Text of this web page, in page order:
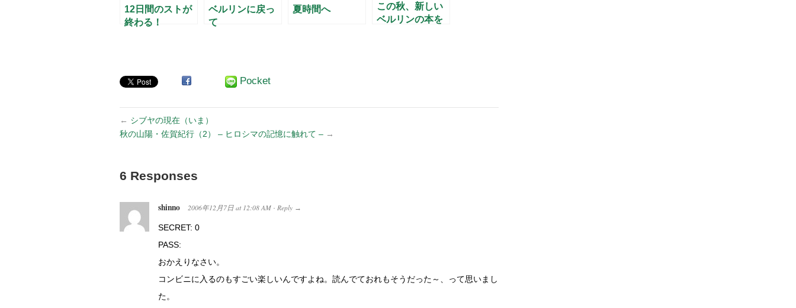
12日間のストが
終わる！
ベルリンに戻っ
て
夏時間へ
この秋、新しい
ベルリンの本を
Pocket
← シブヤの現在（いま）
秋の山陽・佐賀紀行（2） – ヒロシマの記憶に触れて – →
6 Responses
shinno 2006年12月7日 at 12:08 AM · Reply →
SECRET: 0
PASS:
おかえりなさい。
コンビニに入るのもすごい楽しいんですよね。読んでておれもそうだった～、って思いまし
た。